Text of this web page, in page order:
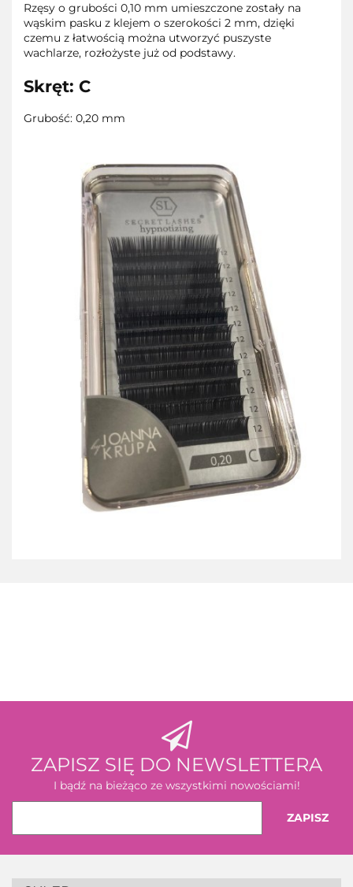
Rzęsy o grubości 0,10 mm umieszczone zostały na
wąskim pasku z klejem o szerokości 2 mm, dzięki
czemu z łatwością można utworzyć puszyste
wachlarze, rozłożyste już od podstawy.
Skręt: C
Grubość: 0,20 mm
ZAPISZ SIĘ DO NEWSLETTERA
I bądź na bieżąco ze wszystkimi nowościami!